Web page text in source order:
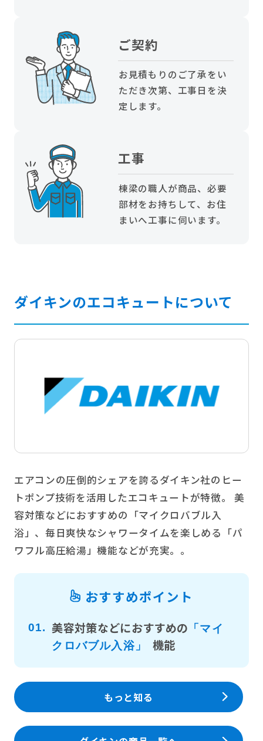
ご契約
お見積もりのご了承をい
ただき次第、工事日を決
定します。
工事
棟梁の職人が商品、必要
部材をお持ちして、お住
まいへ工事に伺います。
ダイキンのエコキュートについて
エアコンの圧倒的シェアを誇るダイキン社のヒー
トポンプ技術を活用したエコキュートが特徴。 美
容対策などにおすすめの「マイクロバブル入
浴」、毎日爽快なシャワータイムを楽しめる「パ
ワフル高圧給湯」機能などが充実。。
おすすめポイント
01. 美容対策などにおすすめの 「マイ
クロバブル入浴」
機能
もっと知る